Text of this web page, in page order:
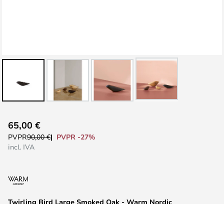
comienzo
galería
Twirling Bird Large Smoked Oak - Warm Nordic
65,00 €
PVPR90,00 €
PVPR -27%
incl. IVA